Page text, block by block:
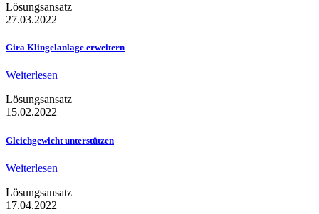
Lösungsansatz
27.03.2022
Gira Klingelanlage erweitern
Weiterlesen
Lösungsansatz
15.02.2022
Gleichgewicht unterstützen
Weiterlesen
Lösungsansatz
17.04.2022